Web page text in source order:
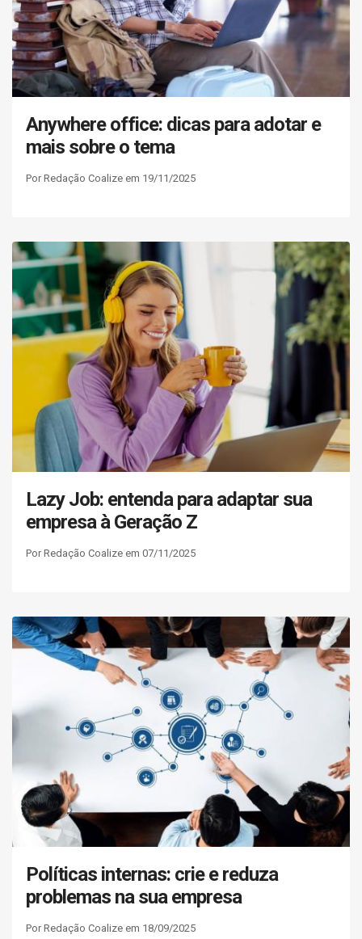
Anywhere office: dicas para adotar e
mais sobre o tema
Por Redação Coalize em 19/11/2025
Lazy Job: entenda para adaptar sua
empresa à Geração Z
Por Redação Coalize em 07/11/2025
Políticas internas: crie e reduza
problemas na sua empresa
Por Redação Coalize em 18/09/2025